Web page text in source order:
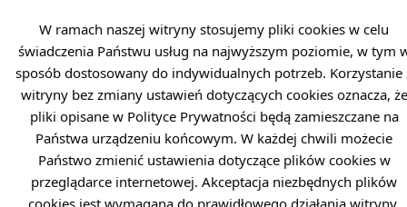
W ramach naszej witryny stosujemy pliki cookies w celu
świadczenia Państwu usług na najwyższym poziomie, w tym
sposób dostosowany do indywidualnych potrzeb. Korzystanie
witryny bez zmiany ustawień dotyczących cookies oznacza, że
pliki opisane w Polityce Prywatności będą zamieszczane na
Państwa urządzeniu końcowym. W każdej chwili możecie
Państwo zmienić ustawienia dotyczące plików cookies w
przeglądarce internetowej. Akceptacja niezbędnych plików